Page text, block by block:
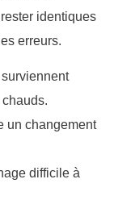
identiques
erreurs.
un changement
difficile à